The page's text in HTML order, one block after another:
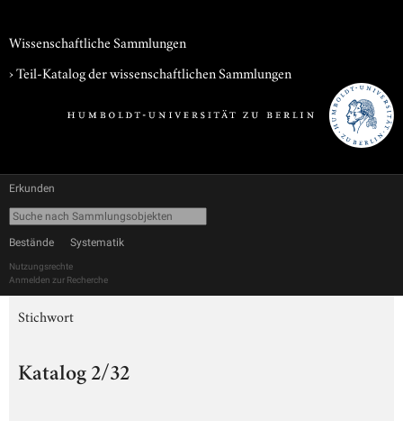
Wissenschaftliche Sammlungen
› Teil-Katalog der wissenschaftlichen Sammlungen
Erkunden
Bestände Systematik
Nutzungsrechte
Anmelden zur Recherche
Stichwort
Katalog 2/32